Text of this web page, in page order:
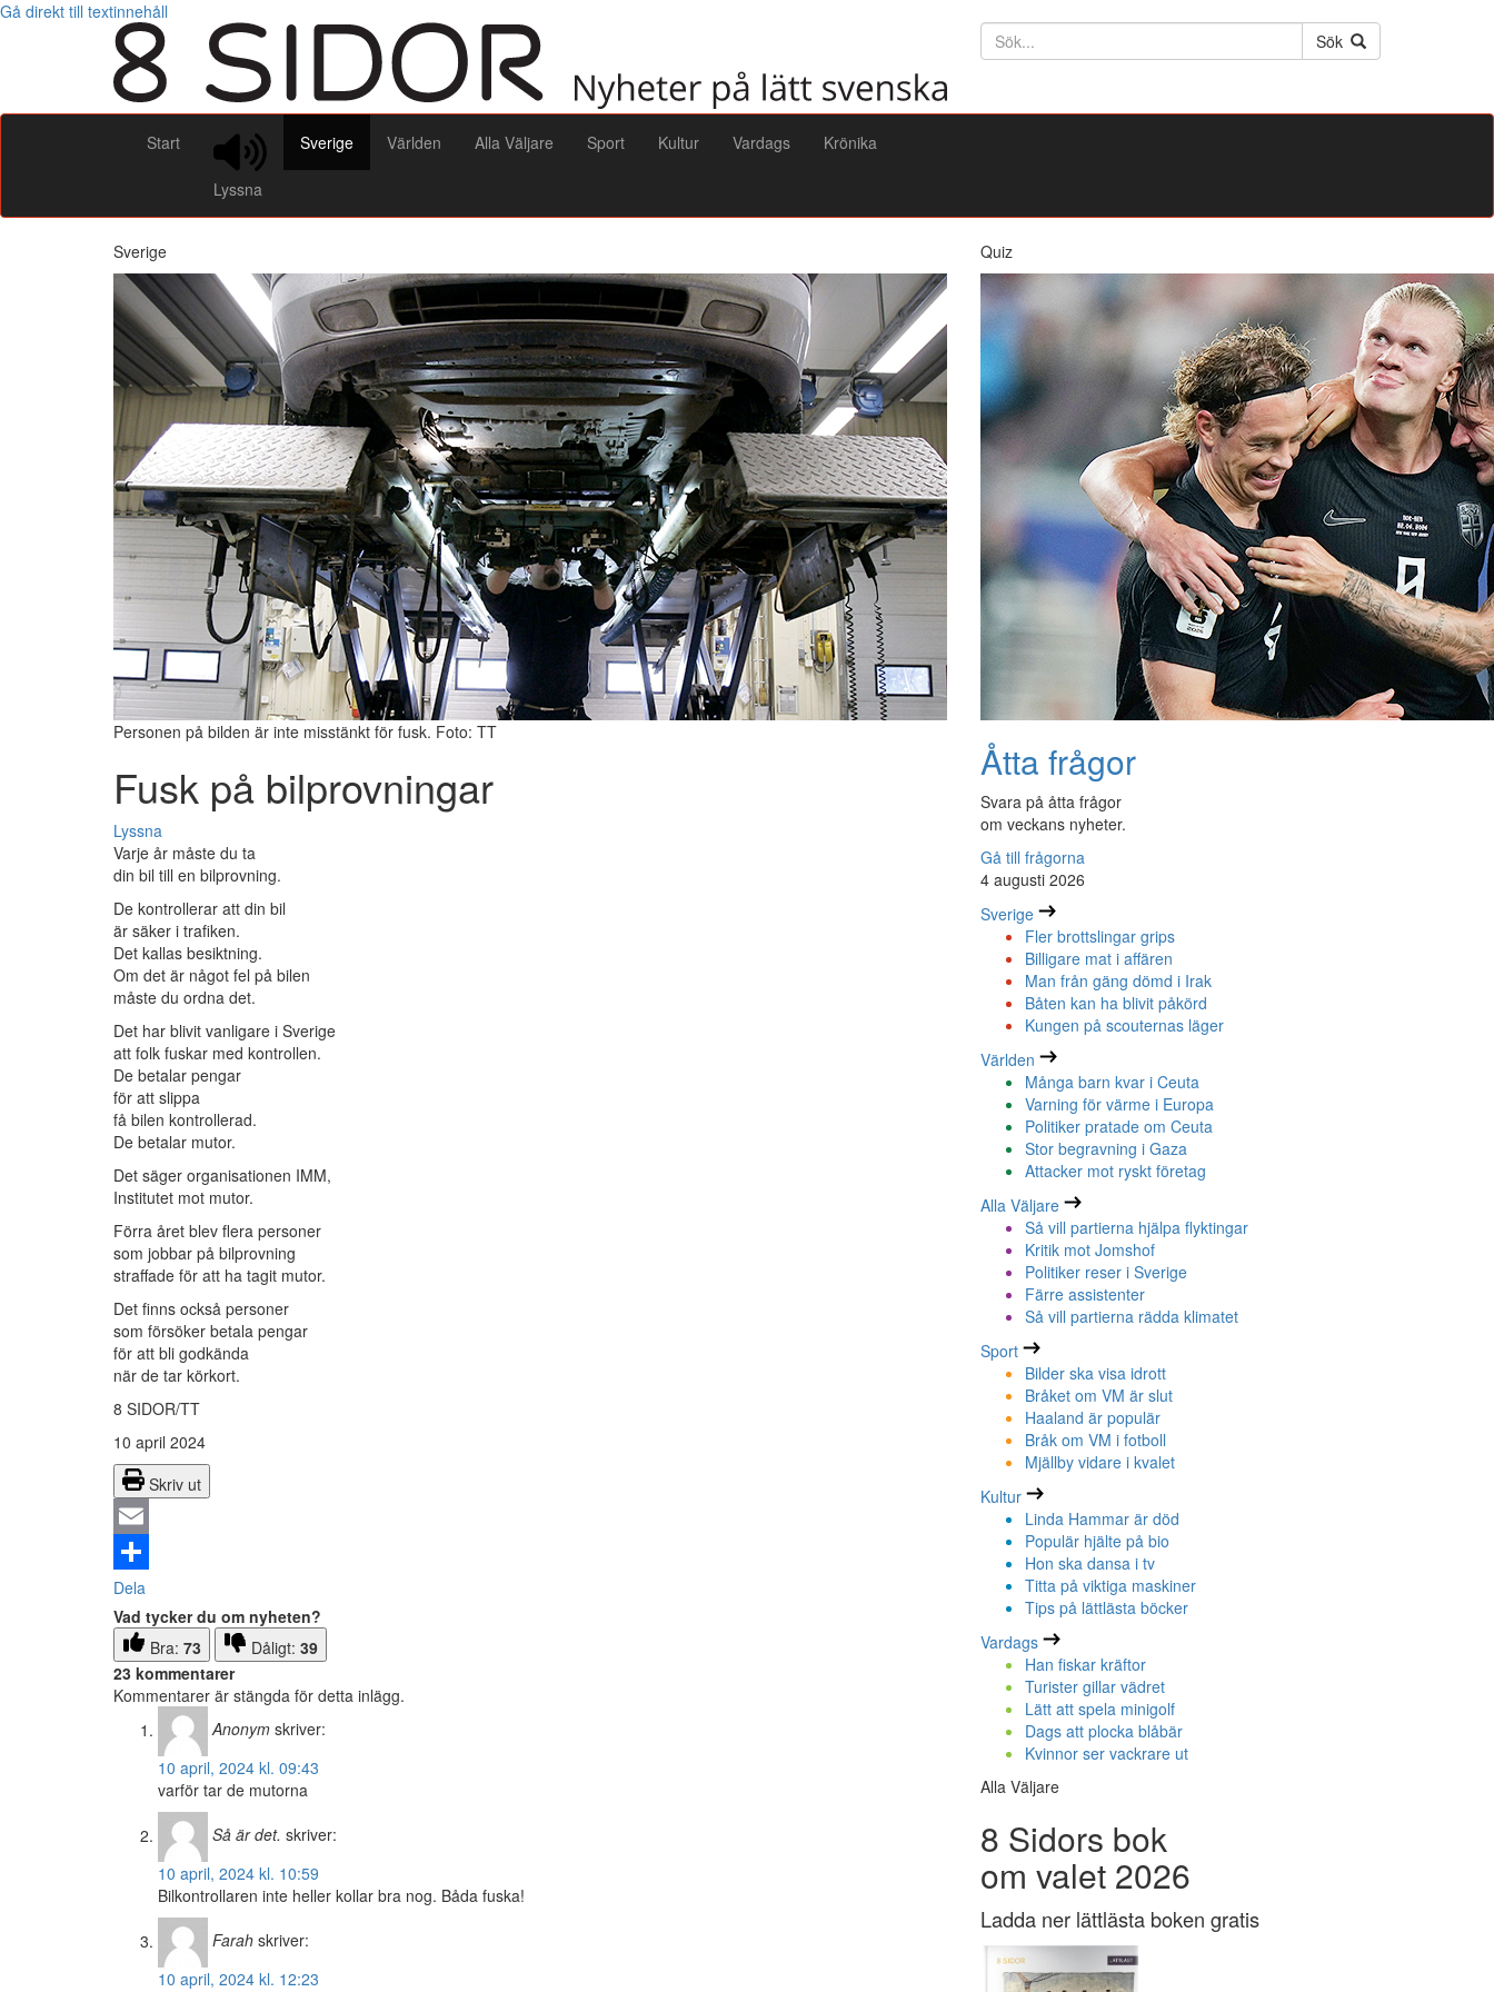
Gå direkt till textinnehåll
Söktext
Sök
Start
Lyssna
Sverige Världen Alla Väljare Sport Kultur Vardags Krönika
Sverige
Personen på bilden är inte misstänkt för fusk. Foto: TT
Fusk på bilprovningar
Lyssna
Varje år måste du ta
din bil till en bilprovning.
De kontrollerar att din bil
är säker i trafiken.
Det kallas besiktning.
Om det är något fel på bilen
måste du ordna det.
Det har blivit vanligare i Sverige
att folk fuskar med kontrollen.
De betalar pengar
för att slippa
få bilen kontrollerad.
De betalar mutor.
Det säger organisationen IMM,
Institutet mot mutor.
Förra året blev flera personer
som jobbar på bilprovning
straffade för att ha tagit mutor.
Det finns också personer
som försöker betala pengar
för att bli godkända
när de tar körkort.
8 SIDOR/TT
10 april 2024
Skriv ut
Email
Dela
Vad tycker du om nyheten?
Bra: 73 Dåligt: 39
23 kommentarer
Kommentarer är stängda för detta inlägg.
Anonym skriver:
10 april, 2024 kl. 09:43
varför tar de mutorna
Så är det. skriver:
10 april, 2024 kl. 10:59
Bilkontrollaren inte heller kollar bra nog. Båda fuska!
Farah skriver:
10 april, 2024 kl. 12:23
Quiz
Åtta frågor
Svara på åtta frågor
om veckans nyheter.
Gå till frågorna
4 augusti 2026
Sverige
Fler brottslingar grips
Billigare mat i affären
Man från gäng dömd i Irak
Båten kan ha blivit påkörd
Kungen på scouternas läger
Världen
Många barn kvar i Ceuta
Varning för värme i Europa
Politiker pratade om Ceuta
Stor begravning i Gaza
Attacker mot ryskt företag
Alla Väljare
Så vill partierna hjälpa flyktingar
Kritik mot Jomshof
Politiker reser i Sverige
Färre assistenter
Så vill partierna rädda klimatet
Sport
Bilder ska visa idrott
Bråket om VM är slut
Haaland är populär
Bråk om VM i fotboll
Mjällby vidare i kvalet
Kultur
Linda Hammar är död
Populär hjälte på bio
Hon ska dansa i tv
Titta på viktiga maskiner
Tips på lättlästa böcker
Vardags
Han fiskar kräftor
Turister gillar vädret
Lätt att spela minigolf
Dags att plocka blåbär
Kvinnor ser vackrare ut
Alla Väljare
8 Sidors bok
om valet 2026
Ladda ner lättlästa boken gratis